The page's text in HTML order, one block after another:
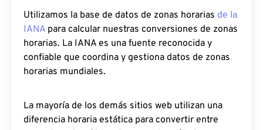
Utilizamos la base de datos de zonas horarias de la
IANA para calcular nuestras conversiones de zonas
horarias. La IANA es una fuente reconocida y
confiable que coordina y gestiona datos de zonas
horarias mundiales.
La mayoría de los demás sitios web utilizan una
diferencia horaria estática para convertir entre